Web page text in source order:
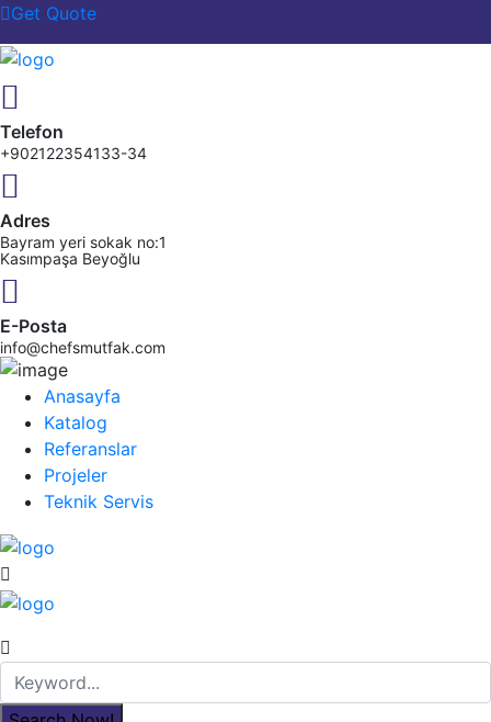
Get Quote
Telefon
+902122354133-34
Adres
Bayram yeri sokak no:1
Kasımpaşa Beyoğlu
E-Posta
info@chefsmutfak.com
Anasayfa
Katalog
Referanslar
Projeler
Teknik Servis